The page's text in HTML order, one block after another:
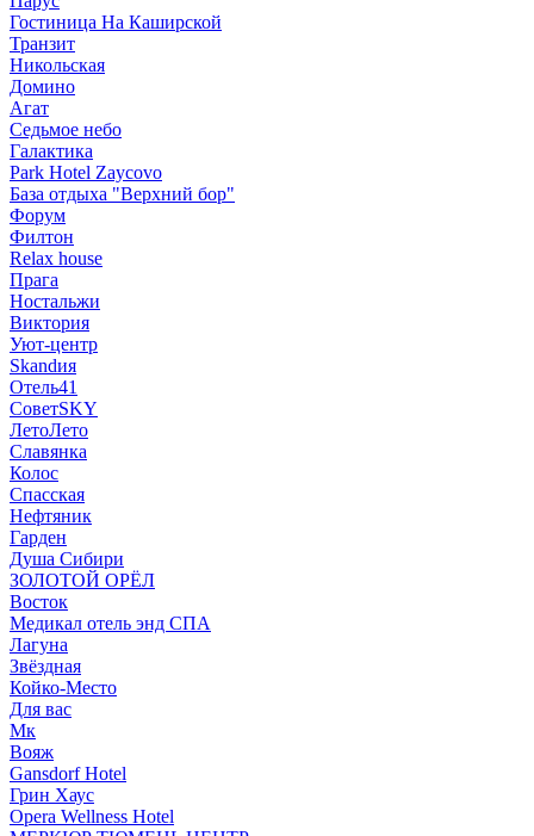
Гостиница На Каширской
Транзит
Никольская
Домино
Агат
Седьмое небо
Галактика
Park Hotel Zaycovo
База отдыха "Верхний бор"
Форум
Филтон
Relax house
Прага
Ностальжи
Виктория
Уют-центр
Skandия
Отель41
СоветSKY
ЛетоЛето
Славянка
Колос
Спасская
Нефтяник
Гарден
Душа Сибири
ЗОЛОТОЙ ОРЁЛ
Восток
Медикал отель энд СПА
Лагуна
Звёздная
Койко-Место
Для вас
Мк
Вояж
Gansdorf Hotel
Грин Хаус
Opera Wellness Hotel